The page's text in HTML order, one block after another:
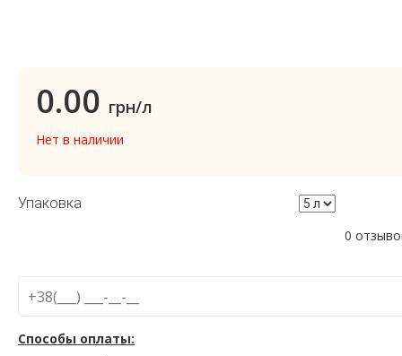
0.00 грн/л
Нет в наличии
Упаковка
0
Способы оплаты: